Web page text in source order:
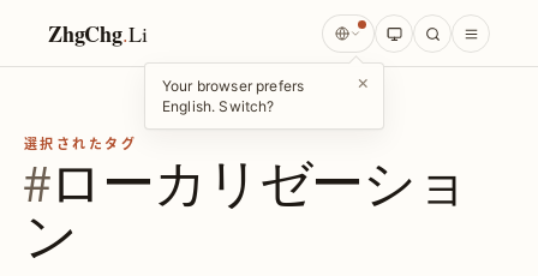
ZhgChg.Li
Your browser prefers
English. Switch?
×
選択されたタグ
#ローカリゼーショ
ン